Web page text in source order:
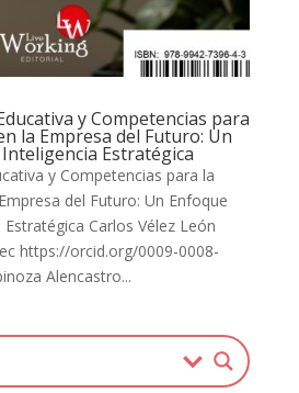
y Competencias para
la Empresa del Futuro: Un
Estratégica
y Competencias para la
del Futuro: Un Enfoque
Carlos Vélez León
https://orcid.org/0009-0008-
Alencastro...